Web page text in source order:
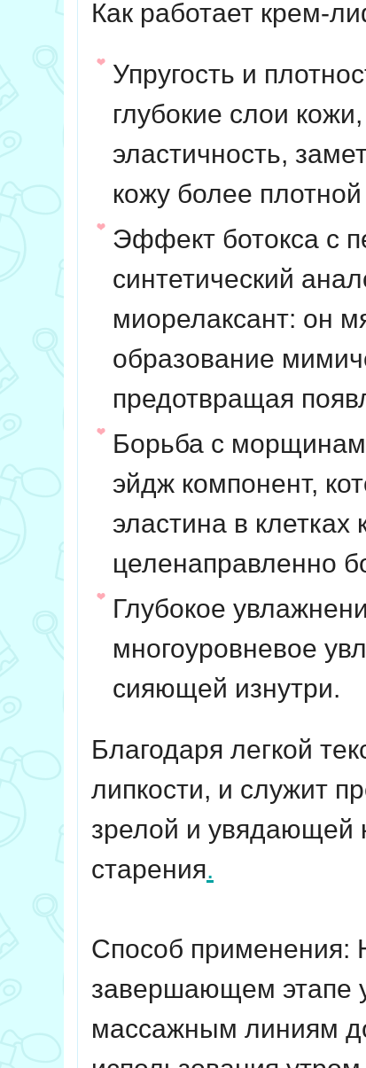
Как работает крем-
Упругость и
глубокие слои
эластичность,
кожу более
Эффект ботокса с
синтетический
миорелаксант: он
образование
предотвращая
Борьба с
эйдж компонент,
эластина в
целенаправленно
Глубокое
многоуровневое
сияющей изнутри.
Благодаря легкой
липкости, и служит
зрелой и увядающей
старения.
Способ применения:
завершающем этапе
массажным линиям